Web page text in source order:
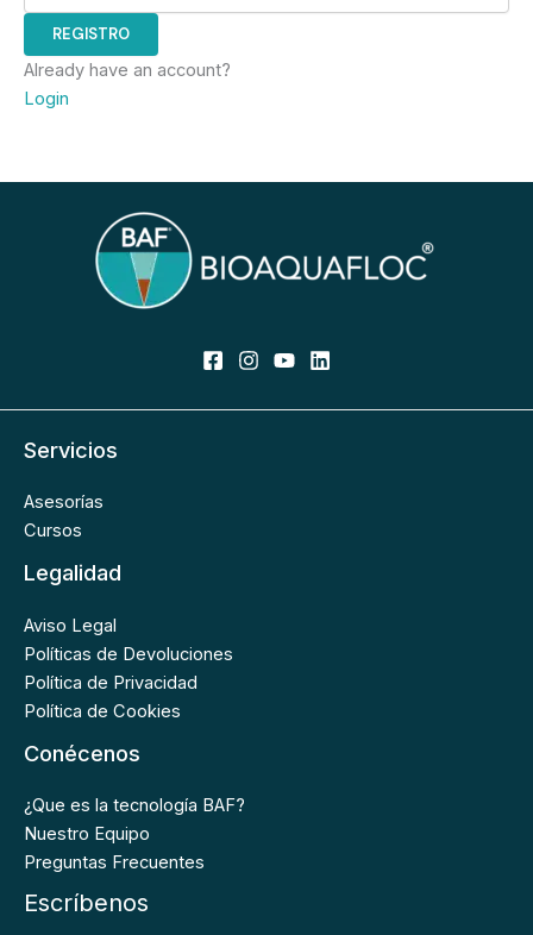
REGISTRO
Already have an account?
Login
Servicios
Asesorías
Cursos
Legalidad
Aviso Legal
Políticas de Devoluciones
Política de Privacidad
Política de Cookies
Conécenos
¿Que es la tecnología BAF?
Nuestro Equipo
Preguntas Frecuentes
Escríbenos